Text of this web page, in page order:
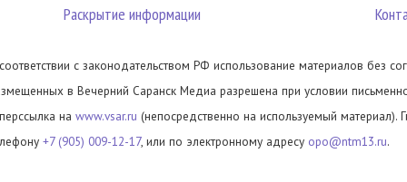
Раскрытие информации
с законодательством РФ использование материалов без
в Вечерний Саранск Медиа разрешена при условии
на www.vsar.ru (непосредственно на используемый материал).
+7 (905) 009-12-17, или по электронному адресу opo@ntm13.ru.